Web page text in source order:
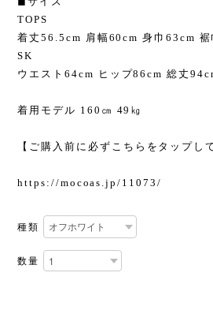
TOPS
着丈56.5cm 肩幅60cm 身巾63cm 裾
SK
ウエスト64cm ヒップ86cm 総丈
着用モデル 160㎝ 49㎏
【ご購入前に必ずこちらをタップし
https://mocoas.jp/11073/
種類
数量